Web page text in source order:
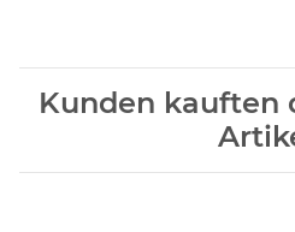
Kunden kauften